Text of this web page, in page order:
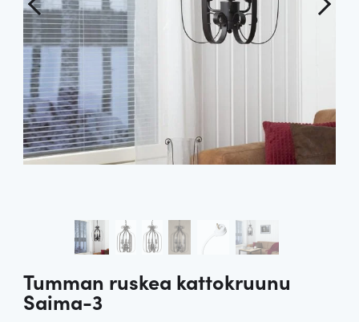
Tumman ruskea kattokruunu
Saima-3